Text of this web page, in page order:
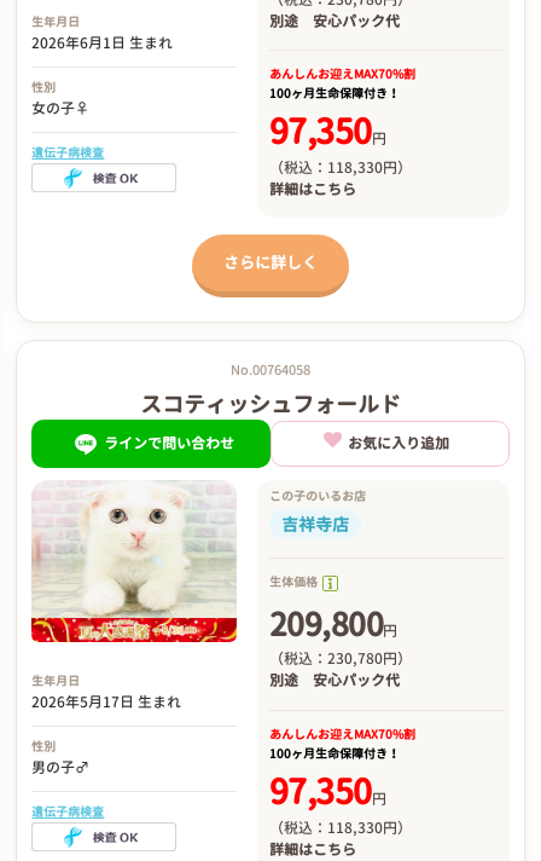
生年月日
2026年6月1日 生まれ
性別
女の子♀
遺伝子病検査
別途 安心パック代
あんしんお迎えMAX70%割
100ヶ月生命保障付き！
97,350円
（税込：118,330円）
詳細はこちら
さらに詳しく
No.00764058
スコティッシュフォールド
ラインで問い合わせ お気に入り追加
生年月日
2026年5月17日 生まれ
性別
男の子♂
遺伝子病検査
この子のいるお店
吉祥寺店
生体価格
209,800円
（税込：230,780円）
別途 安心パック代
あんしんお迎えMAX70%割
100ヶ月生命保障付き！
97,350円
（税込：118,330円）
詳細はこちら